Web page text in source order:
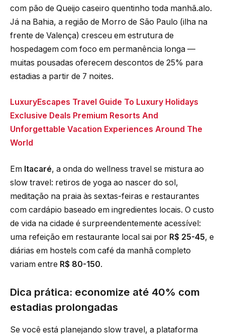
com pão de Queijo caseiro quentinho toda manhã.alo.
Já na Bahia, a região de Morro de São Paulo (ilha na
frente de Valença) cresceu em estrutura de
hospedagem com foco em permanência longa —
muitas pousadas oferecem descontos de 25% para
estadias a partir de 7 noites.
LuxuryEscapes Travel Guide To Luxury Holidays
Exclusive Deals Premium Resorts And
Unforgettable Vacation Experiences Around The
World
Em Itacaré, a onda do wellness travel se mistura ao
slow travel: retiros de yoga ao nascer do sol,
meditação na praia às sextas-feiras e restaurantes
com cardápio baseado em ingredientes locais. O custo
de vida na cidade é surpreendentemente acessível:
uma refeição em restaurante local sai por R$ 25-45, e
diárias em hostels com café da manhã completo
variam entre R$ 80-150.
Dica prática: economize até 40% com
estadias prolongadas
Se você está planejando slow travel, a plataforma